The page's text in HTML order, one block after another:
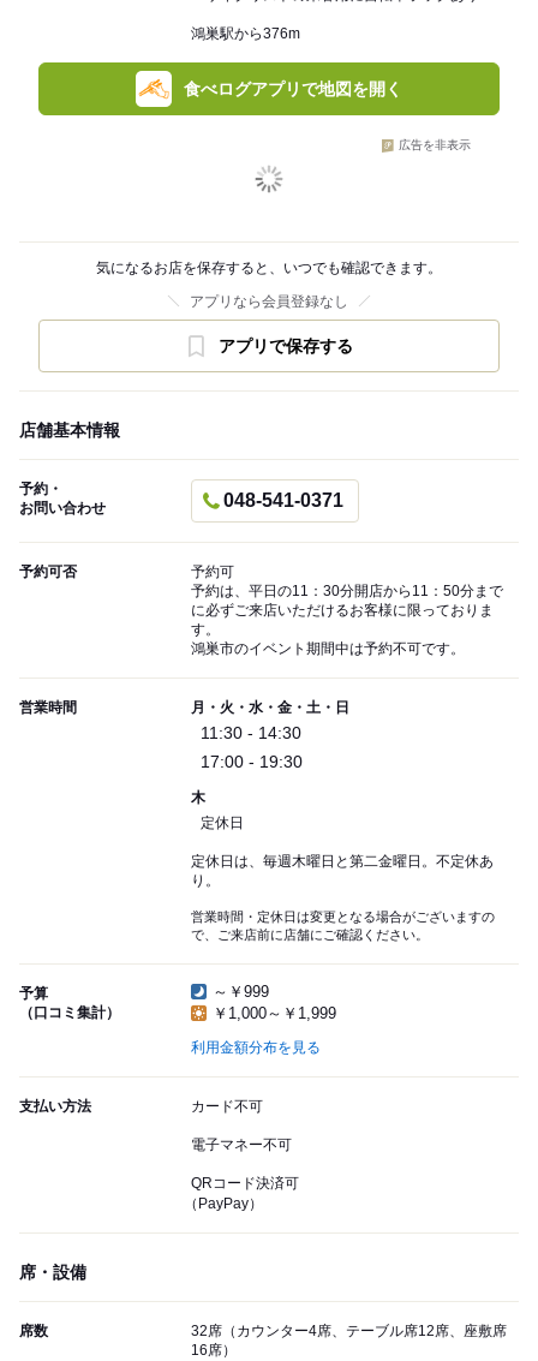
鴻巣駅から376m
食べログアプリで地図を開く
広告を非表示
気になるお店を保存すると、いつでも確認できます。
アプリなら会員登録なし
アプリで保存する
店舗基本情報
予約・
お問い合わせ
048-541-0371
予約可否
予約可
予約は、平日の11：30分開店から11：50分まで
に必ずご来店いただけるお客様に限っておりま
す。
鴻巣市のイベント期間中は予約不可です。
営業時間 月・火・水・金・土・日
11:30 - 14:30
17:00 - 19:30
木
定休日
定休日は、毎週木曜日と第二金曜日。不定休あ
り。
営業時間・定休日は変更となる場合がございますの
で、ご来店前に店舗にご確認ください。
予算
（口コミ集計）
～￥999
￥1,000～￥1,999
利用金額分布を見る
支払い方法 カード不可
電子マネー不可
QRコード決済可
（PayPay）
席・設備
席数
32席（カウンター4席、テーブル席12席、座敷席
16席）